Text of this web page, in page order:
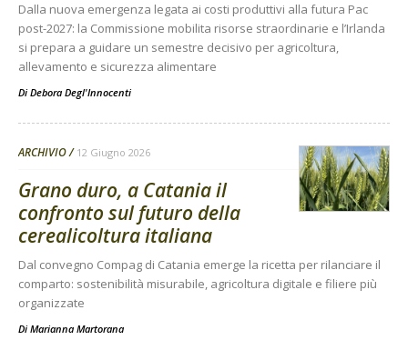
Dalla nuova emergenza legata ai costi produttivi alla futura Pac
post-2027: la Commissione mobilita risorse straordinarie e l’Irlanda
si prepara a guidare un semestre decisivo per agricoltura,
allevamento e sicurezza alimentare
Di Debora Degl'Innocenti
ARCHIVIO 12 Giugno 2026
Grano duro, a Catania il
confronto sul futuro della
cerealicoltura italiana
Dal convegno Compag di Catania emerge la ricetta per rilanciare il
comparto: sostenibilità misurabile, agricoltura digitale e filiere più
organizzate
Di Marianna Martorana